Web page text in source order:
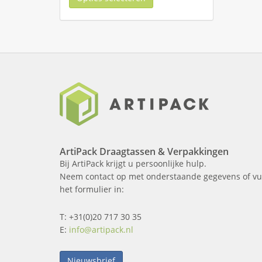
ArtiPack Draagtassen & Verpakkingen
Bij ArtiPack krijgt u persoonlijke hulp.
Neem contact op met onderstaande gegevens of
het formulier in:
T: +31(0)20 717 30 35
E: info@artipack.nl